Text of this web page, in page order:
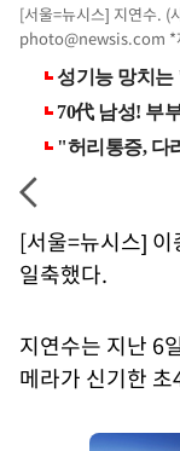
[서울=뉴시스] 지연수. (
photo@newsis.com *
[서울=뉴시스]
일축했다.
지연수는 지난 6
메라가 신기한